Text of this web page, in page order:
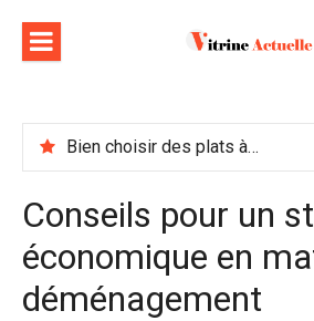
contenu
Bien choisir des plats à emporter : astuces et idées pour varier les plaisirs
Conseils pour un
économique en
déménagement